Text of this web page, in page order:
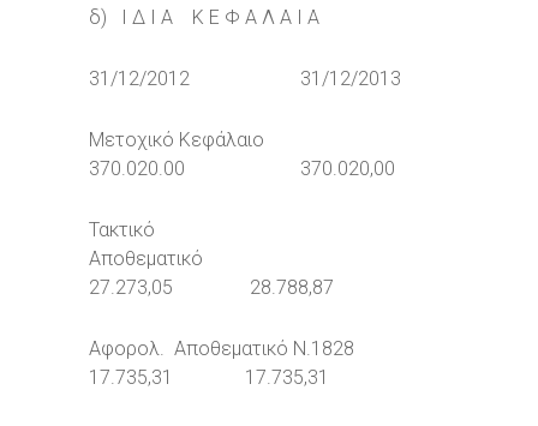
δ) Ι Δ Ι Α Κ Ε Φ Α Λ Α Ι Α
31/12/2012 31/12/2013
Μετοχικό Κεφάλαιο
370.020.00 370.020,00
Τακτικό
Αποθεματικό
27.273,05 28.788,87
Αφορολ. Αποθεματικό Ν.1828
17.735,31 17.735,31